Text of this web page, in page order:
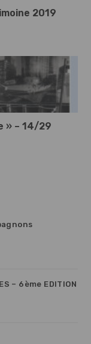
2019
» – 14/29
– 6ème EDITION